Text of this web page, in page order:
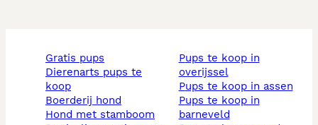
gratis pups
dierenarts pups te
koop
boerderij hond
hond met stamboom
pups te koop in
overijssel
pups te koop in assen
pups te koop in
barneveld